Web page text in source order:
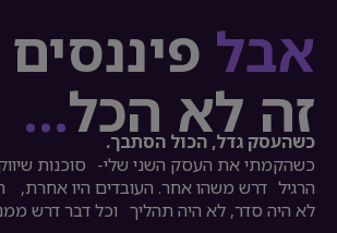
אבל פיננסים
זה לא הכל…
כשהעסק גדל, הכול הסתבך.
כשהקמתי את העסק השני שלי- סוכנות
הרגיל דרש משהו אחר. העובדים היו אחרת,
לא היה סדר, לא היה תהליך וכל דבר דרש